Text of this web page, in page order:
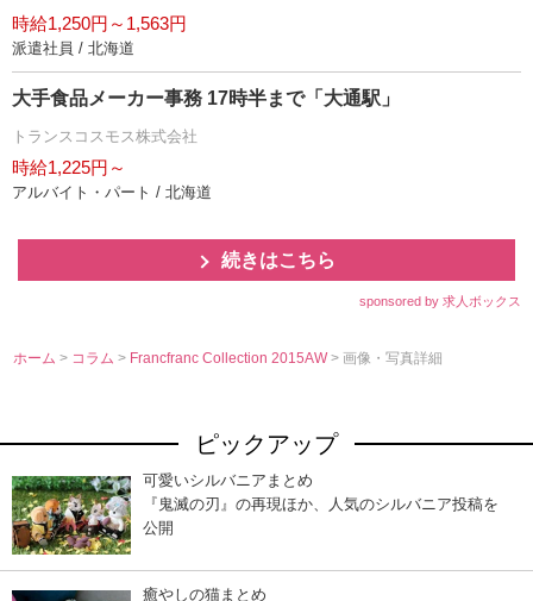
時給1,250円～1,563円
派遣社員 / 北海道
大手食品メーカー事務 17時半まで「大通駅」
トランスコスモス株式会社
時給1,225円～
アルバイト・パート / 北海道
続きはこちら
sponsored by 求人ボックス
ホーム > コラム> Francfranc Collection 2015AW> 画像・写真詳細
ピックアップ
可愛いシルバニアまとめ
『鬼滅の刃』の再現ほか、人気のシルバニア投稿を
公開
癒やしの猫まとめ